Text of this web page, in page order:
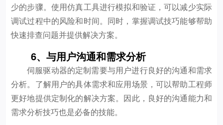
少的步骤。使用仿真工具进行模拟和验证，可以减少实际
调试过程中的风险和时间。同时，掌握调试技巧能够帮助
快速排查问题并提供解决方案。
6、与用户沟通和需求分析
伺服驱动器的定制需要与用户进行良好的沟通和需求
分析。了解用户的具体需求和应用场景，可以帮助工程师
更好地提供定制化的解决方案。因此，良好的沟通能力和
需求分析技巧也是必备的技能。